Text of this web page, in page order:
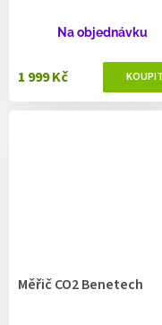
Na objednávku
1 999 Kč
Měřič CO2 Benetech